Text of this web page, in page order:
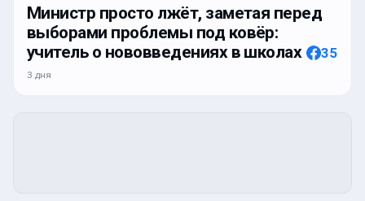
Министр просто лжёт, заметая перед
выборами проблемы под ковёр:
учитель о нововведениях в школах
35
3 дня